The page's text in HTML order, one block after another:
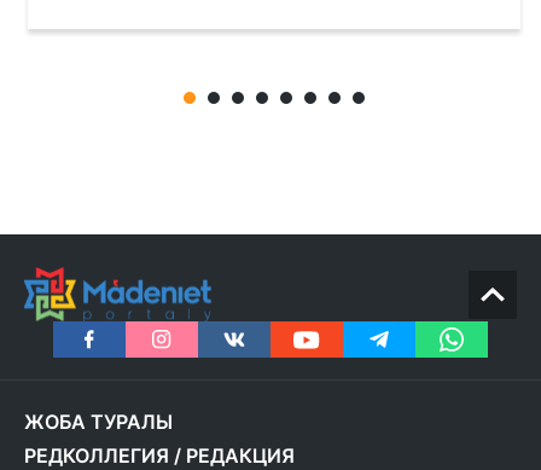
ЖОБА ТУРАЛЫ
РЕДКОЛЛЕГИЯ / РЕДАКЦИЯ